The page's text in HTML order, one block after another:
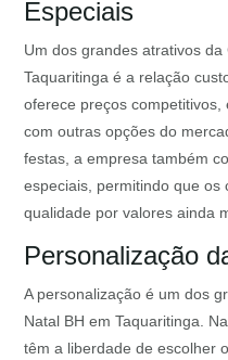
Especiais
Um dos grandes atrativos da
Taquaritinga é a relação
oferece preços
com outras opções do
festas, a empresa também
especiais, permitindo que os
qualidade por valores ainda
Personalização
A personalização é um dos
Natal BH em Taquaritinga.
têm a liberdade de escolher